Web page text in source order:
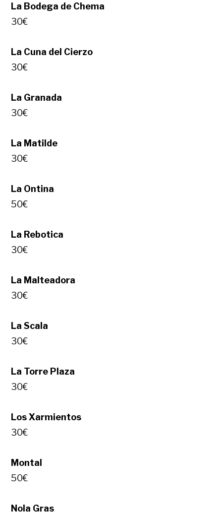
La Bodega de Chema
30€
La Cuna del Cierzo
30€
La Granada
30€
La Matilde
30€
La Ontina
50€
La Rebotica
30€
La Malteadora
30€
La Scala
30€
La Torre Plaza
30€
Los Xarmientos
30€
Montal
50€
Nola Gras